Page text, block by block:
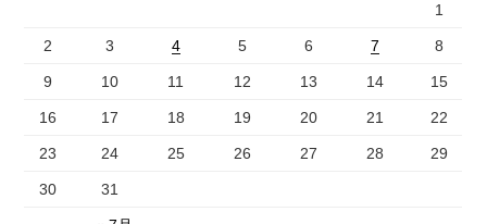
1
2 3 4 5 6 7 8
9 10 11 12 13 14 15
16 17 18 19 20 21 22
23 24 25 26 27 28 29
30 31